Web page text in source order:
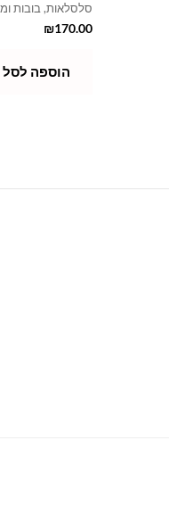
סלסלאות, בובות
₪170.00
הוספה לסל